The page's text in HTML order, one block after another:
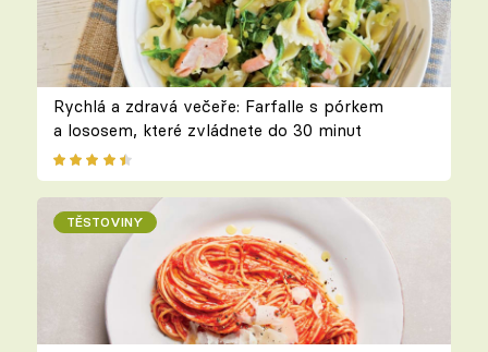
Rychlá a zdravá večeře: Farfalle s pórkem
a lososem, které zvládnete do 30 minut
TĚSTOVINY